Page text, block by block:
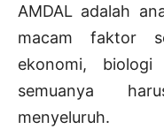
AMDAL adalah
macam faktor
ekonomi,
semuanya
menyeluruh.